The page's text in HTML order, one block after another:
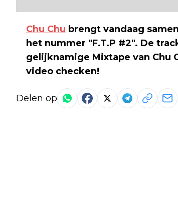
Chu Chu brengt vandaag
het nummer "F.T.P #2". De
gelijknamige Mixtape van
video checken!
Delen op